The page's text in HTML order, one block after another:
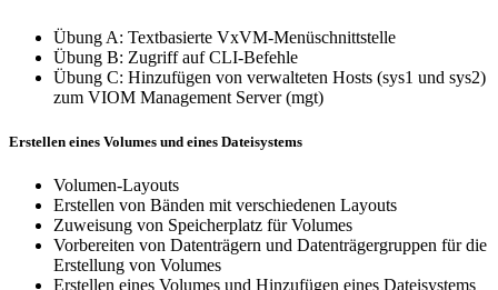
Übung A: Textbasierte VxVM-Menüschnittstelle
Übung B: Zugriff auf CLI-Befehle
Übung C: Hinzufügen von verwalteten Hosts (sys1 und sys2)
zum VIOM Management Server (mgt)
Erstellen eines Volumes und eines Dateisystems
Volumen-Layouts
Erstellen von Bänden mit verschiedenen Layouts
Zuweisung von Speicherplatz für Volumes
Vorbereiten von Datenträgern und Datenträgergruppen für die
Erstellung von Volumes
Erstellen eines Volumes und Hinzufügen eines Dateisystems